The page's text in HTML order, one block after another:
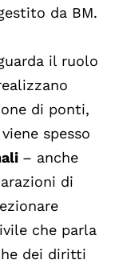
da BM.
il ruolo
di ponti,
spesso
– anche
di
che parla
dei diritti